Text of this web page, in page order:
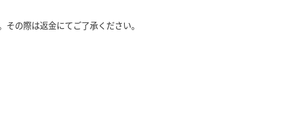
の際は返金にてご了承ください。